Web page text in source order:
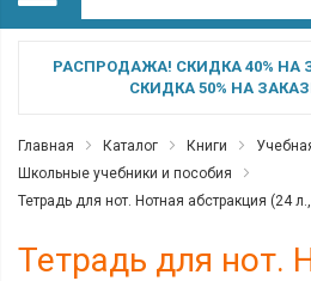
РАСПРОДАЖА! СКИДКА 40% НА
СКИДКА 50% НА
Главная Каталог Книги
Школьные учебники и пособия
Тетрадь для нот. Нотная абстракция (24
Тетрадь для нот.